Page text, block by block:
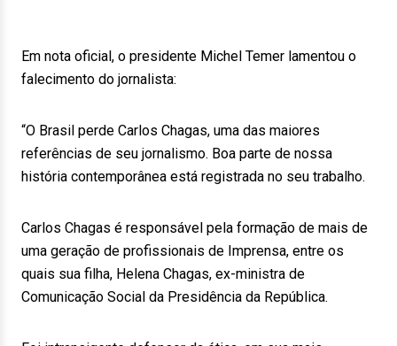
Em nota oficial, o presidente Michel Temer lamentou o
falecimento do jornalista:
“O Brasil perde Carlos Chagas, uma das maiores
referências de seu jornalismo. Boa parte de nossa
história contemporânea está registrada no seu trabalho.
Carlos Chagas é responsável pela formação de mais de
uma geração de profissionais de Imprensa, entre os
quais sua filha, Helena Chagas, ex-ministra de
Comunicação Social da Presidência da República.